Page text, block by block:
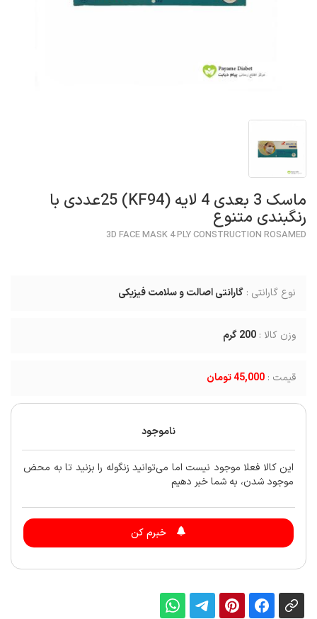
ماسک 3 بعدی 4 لایه (KF94) 25عددی با
رنگبندی متنوع
3D FACE MASK 4 PLY CONSTRUCTION ROSAMED
نوع گارانتی : گارانتی اصالت و سلامت فیزیکی
وزن کالا : 200گرم
قیمت : 45,000 تومان
ناموجود
این کالا فعلا موجود نیست اما می‌توانید زنگوله را بزنید تا به محض
موجود شدن، به شما خبر دهیم
خبرم کن